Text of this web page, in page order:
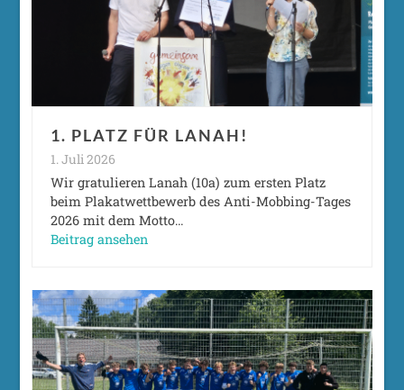
1. PLATZ FÜR LANAH!
1. Juli 2026
Wir gratulieren Lanah (10a) zum ersten Platz
beim Plakatwettbewerb des Anti-Mobbing-Tages
2026 mit dem Motto…
Beitrag ansehen